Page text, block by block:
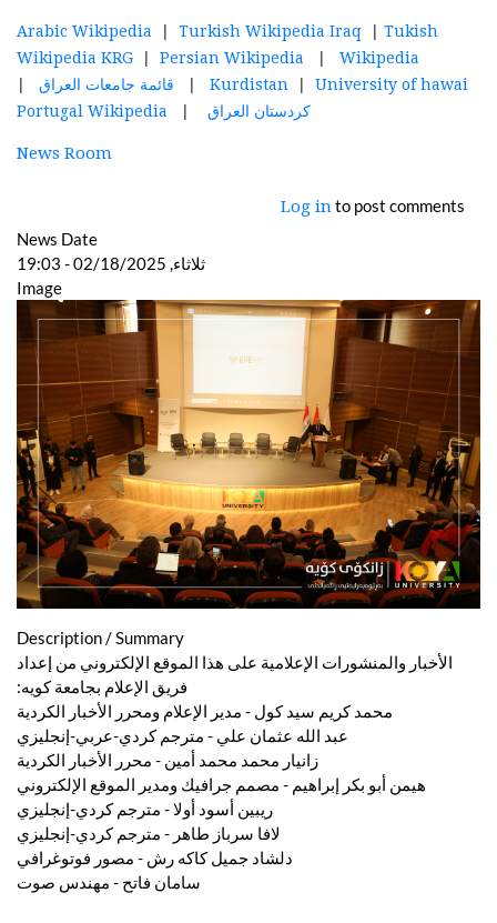
Arabic Wikipedia | Turkish Wikipedia Iraq | Tukish
Wikipedia KRG | Persian Wikipedia | Wikipedia
Kurdistan
| University of hawai
| قائمة جامعات العراق |
كردستان العراق |
Portugal Wikipedia
News Room
Log in to post comments
News Date
ثلاثاء, 02/18/2025 - 19:03
Image
Description / Summary
الأخبار والمنشورات الإعلامية على هذا الموقع الإلكتروني من إعداد
فريق الإعلام بجامعة كويه:
محمد كريم سيد كول - مدير الإعلام ومحرر الأخبار الكردية
عبد الله عثمان علي - مترجم كردي-عربي-إنجليزي
زانيار محمد محمد أمين - محرر الأخبار الكردية
هيمن أبو بكر إبراهيم - مصمم جرافيك ومدير الموقع الإلكتروني
ريبين أسود أولا - مترجم كردي-إنجليزي
لافا سرباز طاهر - مترجم كردي-إنجليزي
دلشاد جميل كاكه رش - مصور فوتوغرافي
سامان فاتح - مهندس صوت